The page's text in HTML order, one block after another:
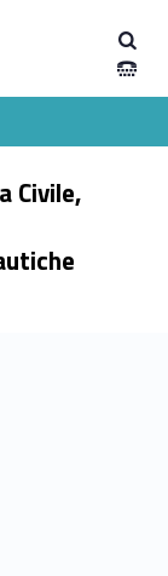
Civile,